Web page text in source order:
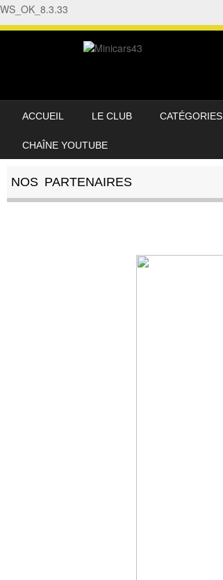
WS_OK_8.3.33
MENU
ACCUEIL LE CLUB CATÉGORIES
CHAÎNE YOUTUBE
NOS PARTENAIRES